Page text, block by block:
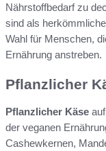
Nährstoffbedarf zu
sind als
Wahl für Menschen,
Ernährung anstreben.
Pflanzlicher
Pflanzlicher Käse
der veganen
Cashewkernen,